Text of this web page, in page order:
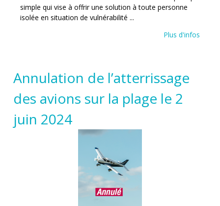
simple qui vise à offrir une solution à toute personne
isolée en situation de vulnérabilité ...
Plus d'infos
Annulation de l’atterrissage
des avions sur la plage le 2
juin 2024